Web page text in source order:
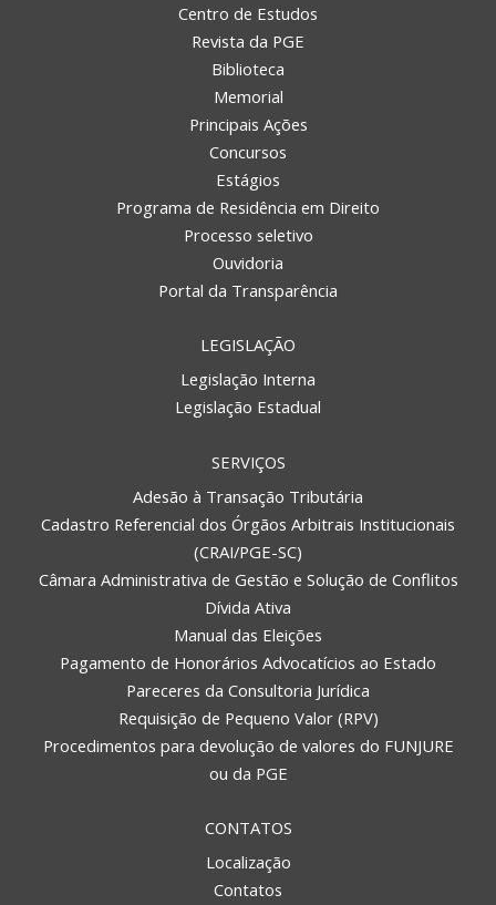
Centro de Estudos
Revista da PGE
Biblioteca
Memorial
Principais Ações
Concursos
Estágios
Programa de Residência em Direito
Processo seletivo
Ouvidoria
Portal da Transparência
LEGISLAÇÃO
Legislação Interna
Legislação Estadual
SERVIÇOS
Adesão à Transação Tributária
Cadastro Referencial dos Órgãos Arbitrais Institucionais
(CRAI/PGE-SC)
Câmara Administrativa de Gestão e Solução de Conflitos
Dívida Ativa
Manual das Eleições
Pagamento de Honorários Advocatícios ao Estado
Pareceres da Consultoria Jurídica
Requisição de Pequeno Valor (RPV)
Procedimentos para devolução de valores do FUNJURE
ou da PGE
CONTATOS
Localização
Contatos